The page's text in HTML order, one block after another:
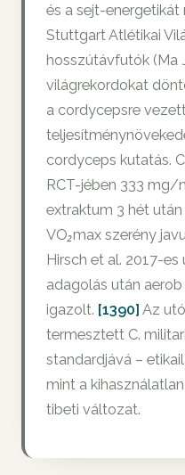
és a sejt-energetikát
Stuttgart Atlétikai
hosszútávfutók (Ma
világrekordokat
a cordycepsre
cordyceps kutatás.
RCT-jében 333 mg/
extraktum 3 hét
VO₂max szerény
Hirsch et al. 2017-
adagolás után
igazolt. [1390] Az
termesztett C.
standardjává –
mint a
tibeti változat.